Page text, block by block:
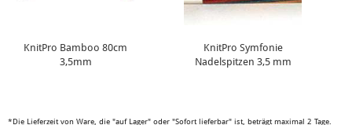
KnitPro Bamboo 80cm
3,5mm
KnitPro Symfonie
Nadelspitzen 3,5 mm
*Die Lieferzeit von Ware, die "auf Lager" oder "Sofort lieferbar" ist, beträgt maximal 2 Tage.